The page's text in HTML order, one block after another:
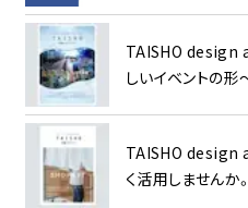
TAISHO design
しいイベントの形
TAISHO design
く活用しませんか